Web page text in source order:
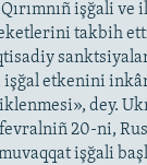
işğali ve
takbih
işğal etkenini
dey.
fevralniñ 20-ni,
işğali